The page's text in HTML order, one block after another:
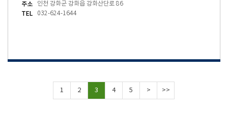
주소 인천 강화군 강화읍 강화산단로 86
TEL 032-624-1644
1 2 3 4 5 > >>